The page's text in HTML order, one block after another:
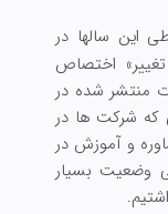
این سالها در
تغییر» اختصاص
منتشر شده در
که شرکت ها در
و آموزش در
وضعیت بسیار